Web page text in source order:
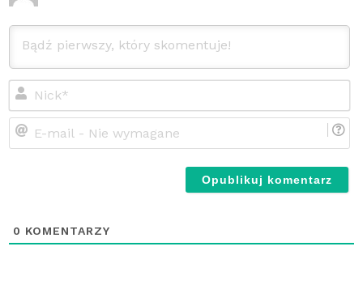
0 KOMENTARZY